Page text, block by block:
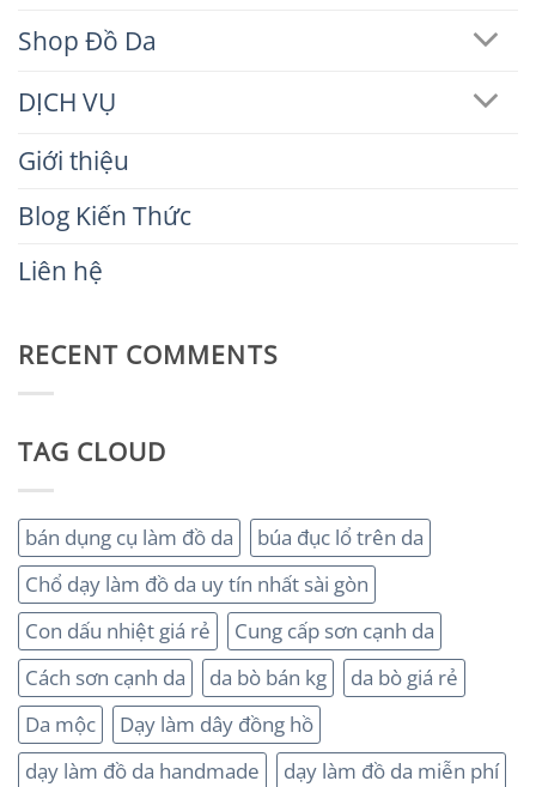
Shop Đồ Da
DỊCH VỤ
Giới thiệu
Blog Kiến Thức
Liên hệ
RECENT COMMENTS
TAG CLOUD
bán dụng cụ làm đồ da
búa đục lổ trên da
Chổ dạy làm đồ da uy tín nhất sài gòn
Con dấu nhiệt giá rẻ
Cung cấp sơn cạnh da
Cách sơn cạnh da
da bò bán kg
da bò giá rẻ
Da mộc
Dạy làm dây đồng hồ
dạy làm đồ da handmade
dạy làm đồ da miễn phí